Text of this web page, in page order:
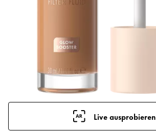
Live ausprobieren